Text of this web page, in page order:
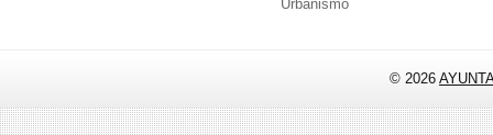
Urbanismo
© 2026